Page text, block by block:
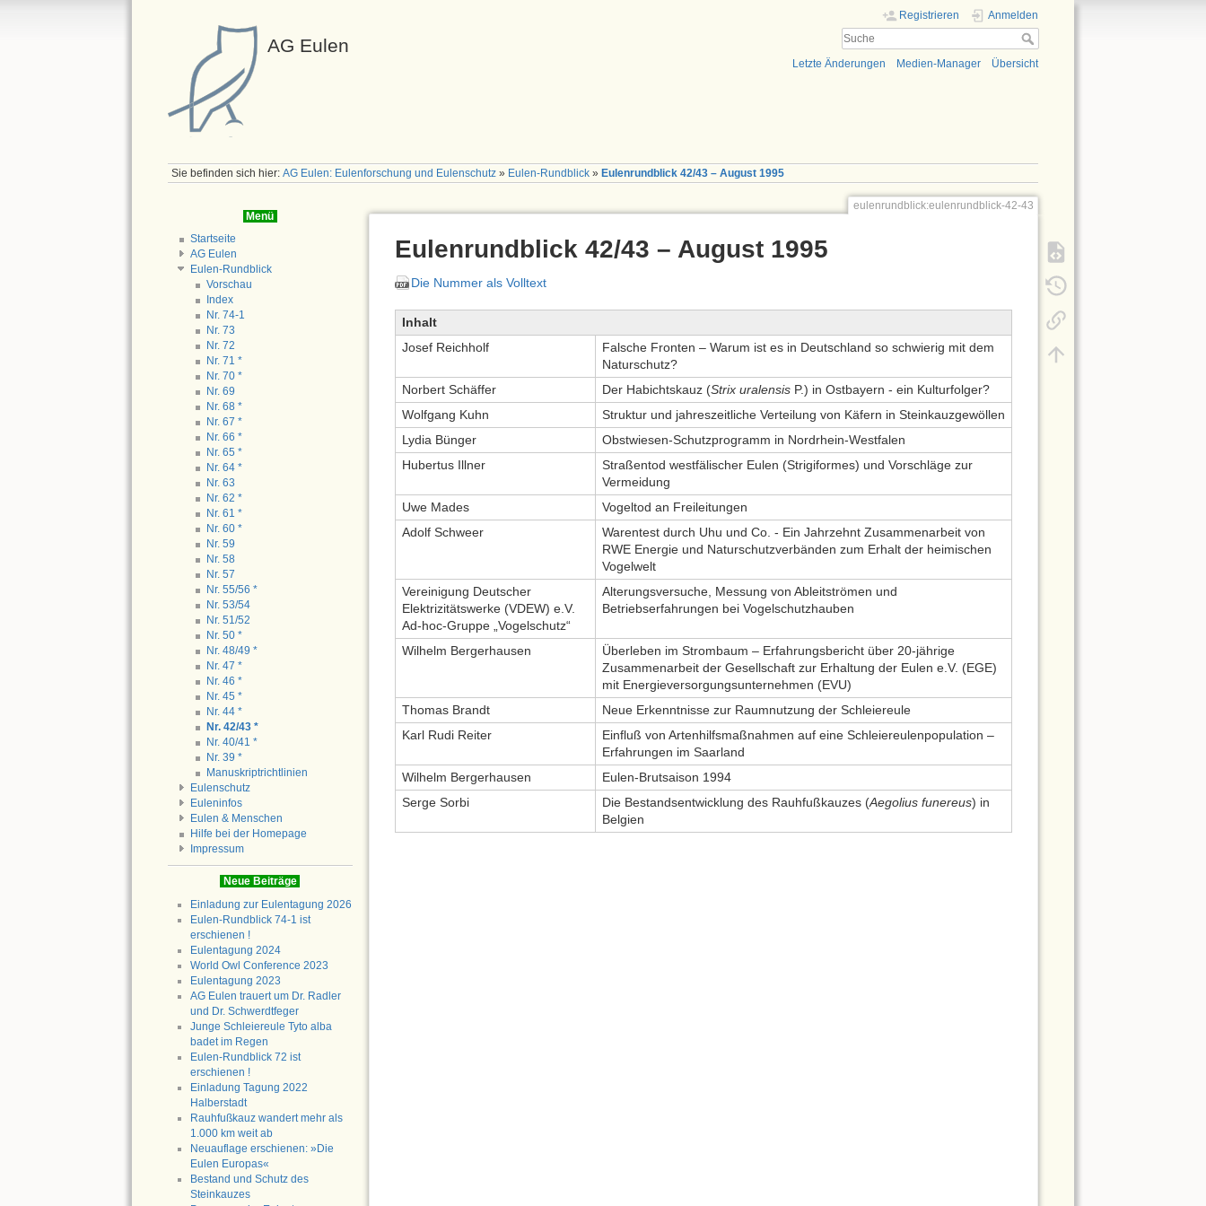
AG Eulen
Registrieren Anmelden
Letzte Änderungen Medien-Manager Übersicht
Sie befinden sich hier:AG Eulen: Eulenforschung und Eulenschutz » Eulen-Rundblick » Eulenrundblick 42/43 – August 1995
Menü
Startseite
AG Eulen
Eulen-Rundblick
Vorschau
Index
Nr. 74-1
Nr. 73
Nr. 72
Nr. 71 *
Nr. 70 *
Nr. 69
Nr. 68 *
Nr. 67 *
Nr. 66 *
Nr. 65 *
Nr. 64 *
Nr. 63
Nr. 62 *
Nr. 61 *
Nr. 60 *
Nr. 59
Nr. 58
Nr. 57
Nr. 55/56 *
Nr. 53/54
Nr. 51/52
Nr. 50 *
Nr. 48/49 *
Nr. 47 *
Nr. 46 *
Nr. 45 *
Nr. 44 *
Nr. 42/43 *
Nr. 40/41 *
Nr. 39 *
Manuskriptrichtlinien
Eulenschutz
Euleninfos
Eulen & Menschen
Hilfe bei der Homepage
Impressum
Neue Beiträge
Einladung zur Eulentagung 2026
Eulen-Rundblick 74-1 ist
erschienen !
Eulentagung 2024
World Owl Conference 2023
Eulentagung 2023
AG Eulen trauert um Dr. Radler
und Dr. Schwerdtfeger
Junge Schleiereule Tyto alba
badet im Regen
Eulen-Rundblick 72 ist
erschienen !
Einladung Tagung 2022
Halberstadt
Rauhfußkauz wandert mehr als
1.000 km weit ab
Neuauflage erschienen: »Die
Eulen Europas«
Bestand und Schutz des
Steinkauzes
eulenrundblick:eulenrundblick-42-43
Eulenrundblick 42/43 – August 1995
Die Nummer als Volltext
Inhalt
Josef Reichholf
Falsche Fronten – Warum ist es in Deutschland so schwierig mit dem
Naturschutz?
Norbert Schäffer
Der Habichtskauz (Strix uralensis P.) in Ostbayern - ein Kulturfolger?
Wolfgang Kuhn
Struktur und jahreszeitliche Verteilung von Käfern in Steinkauzgewöllen
Lydia Bünger
Obstwiesen-Schutzprogramm in Nordrhein-Westfalen
Hubertus Illner
Straßentod westfälischer Eulen (Strigiformes) und Vorschläge zur
Vermeidung
Uwe Mades
Vogeltod an Freileitungen
Adolf Schweer
Warentest durch Uhu und Co. - Ein Jahrzehnt Zusammenarbeit von
RWE Energie und Naturschutzverbänden zum Erhalt der heimischen
Vogelwelt
Vereinigung Deutscher
Elektrizitätswerke (VDEW) e.V.
Ad-hoc-Gruppe „Vogelschutz“
Alterungsversuche, Messung von Ableitströmen und
Betriebserfahrungen bei Vogelschutzhauben
Wilhelm Bergerhausen
Überleben im Strombaum – Erfahrungsbericht über 20-jährige
Zusammenarbeit der Gesellschaft zur Erhaltung der Eulen e.V. (EGE)
mit Energieversorgungsunternehmen (EVU)
Thomas Brandt
Neue Erkenntnisse zur Raumnutzung der Schleiereule
Karl Rudi Reiter
Einfluß von Artenhilfsmaßnahmen auf eine Schleiereulenpopulation –
Erfahrungen im Saarland
Wilhelm Bergerhausen
Eulen-Brutsaison 1994
Serge Sorbi
Die Bestandsentwicklung des Rauhfußkauzes (Aegolius funereus) in
Belgien